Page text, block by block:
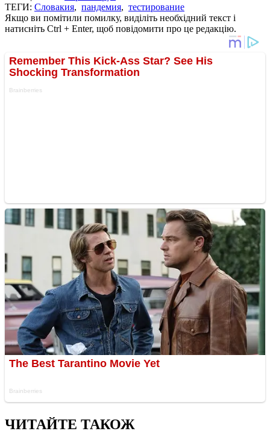
ТЕГИ: Словакия, пандемия, тестирование
Якщо ви помітили помилку, виділіть необхідний текст і
натисніть Ctrl + Enter, щоб повідомити про це редакцію.
ЧИТАЙТЕ ТАКОЖ